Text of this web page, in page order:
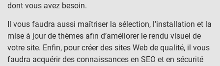
dont vous avez besoin.
Il vous faudra aussi maîtriser la sélection, l’installation et la
mise à jour de thèmes afin d’améliorer le rendu visuel de
votre site. Enfin, pour créer des sites Web de qualité, il vous
faudra acquérir des connaissances en SEO et en sécurité